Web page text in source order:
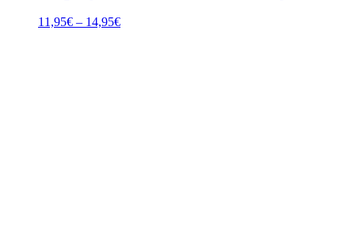
11,95€ – 14,95€Preisspanne: